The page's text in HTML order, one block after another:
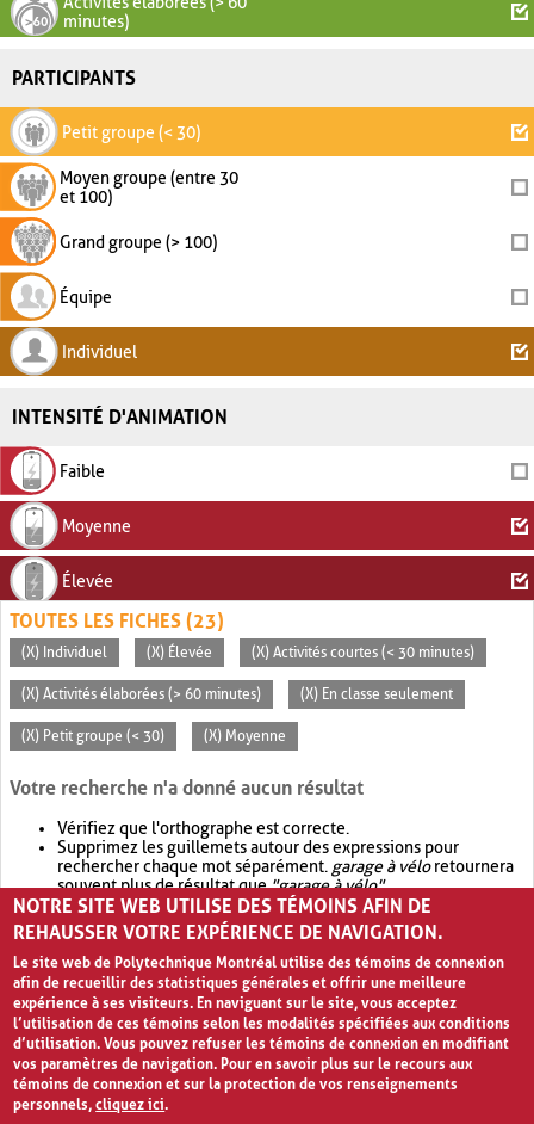
minutes)
PARTICIPANTS
Petit groupe (< 30)
Moyen groupe (entre 30
et 100)
Grand groupe (> 100)
Équipe
Individuel
INTENSITÉ D'ANIMATION
Faible
Moyenne
Élevée
TOUTES LES FICHES (23)
(X) Individuel (X) Élevée (X) Activités courtes (< 30 minutes)
(X) Activités élaborées (> 60 minutes) (X) En classe seulement
(X) Petit groupe (< 30) (X) Moyenne
Votre recherche n'a donné aucun résultat
Vérifiez que l'orthographe est correcte.
Supprimez les guillemets autour des expressions pour
rechercher chaque mot séparément. garage à véloretournera
souvent plus de résultat que"garage à vélo".
Envisagez d'élargir votre recherche avec OR.garage OR vélo
retournera souvent plus de résultat quegarage à vélo
NOTRE SITE WEB UTILISE DES TÉMOINS AFIN DE
REHAUSSER VOTRE EXPÉRIENCE DE NAVIGATION.
Le site web de Polytechnique Montréal utilise des témoins de connexion
afin de recueillir des statistiques générales et offrir une meilleure
expérience à ses visiteurs. En naviguant sur le site, vous acceptez
l’utilisation de ces témoins selon les modalités spécifiées aux conditions
d’utilisation. Vous pouvez refuser les témoins de connexion en modifiant
vos paramètres de navigation. Pour en savoir plus sur le recours aux
témoins de connexion et sur la protection de vos renseignements
personnels,cliquez ici.